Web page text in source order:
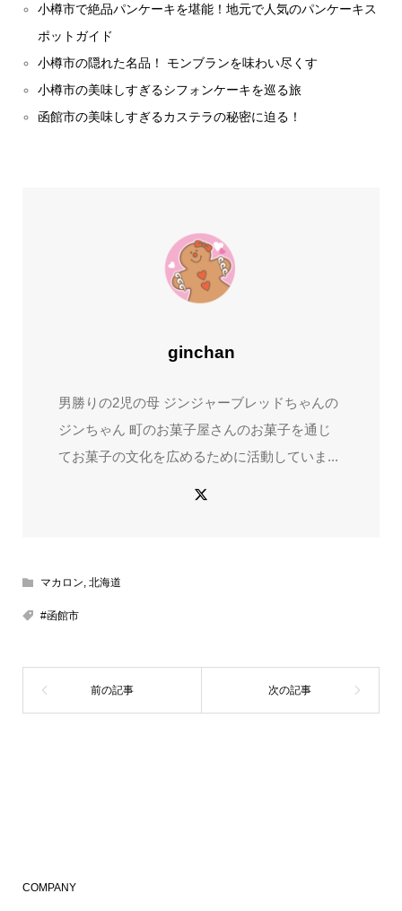
小樽市で絶品パンケーキを堪能！地元で人気のパンケーキス
ポットガイド
小樽市の隠れた名品！ モンブランを味わい尽くす
小樽市の美味しすぎるシフォンケーキを巡る旅
函館市の美味しすぎるカステラの秘密に迫る！
ginchan
男勝りの2児の母 ジンジャーブレッドちゃんの
ジンちゃん 町のお菓子屋さんのお菓子を通じ
てお菓子の文化を広めるために活動していま...
マカロン, 北海道
#函館市
COMPANY